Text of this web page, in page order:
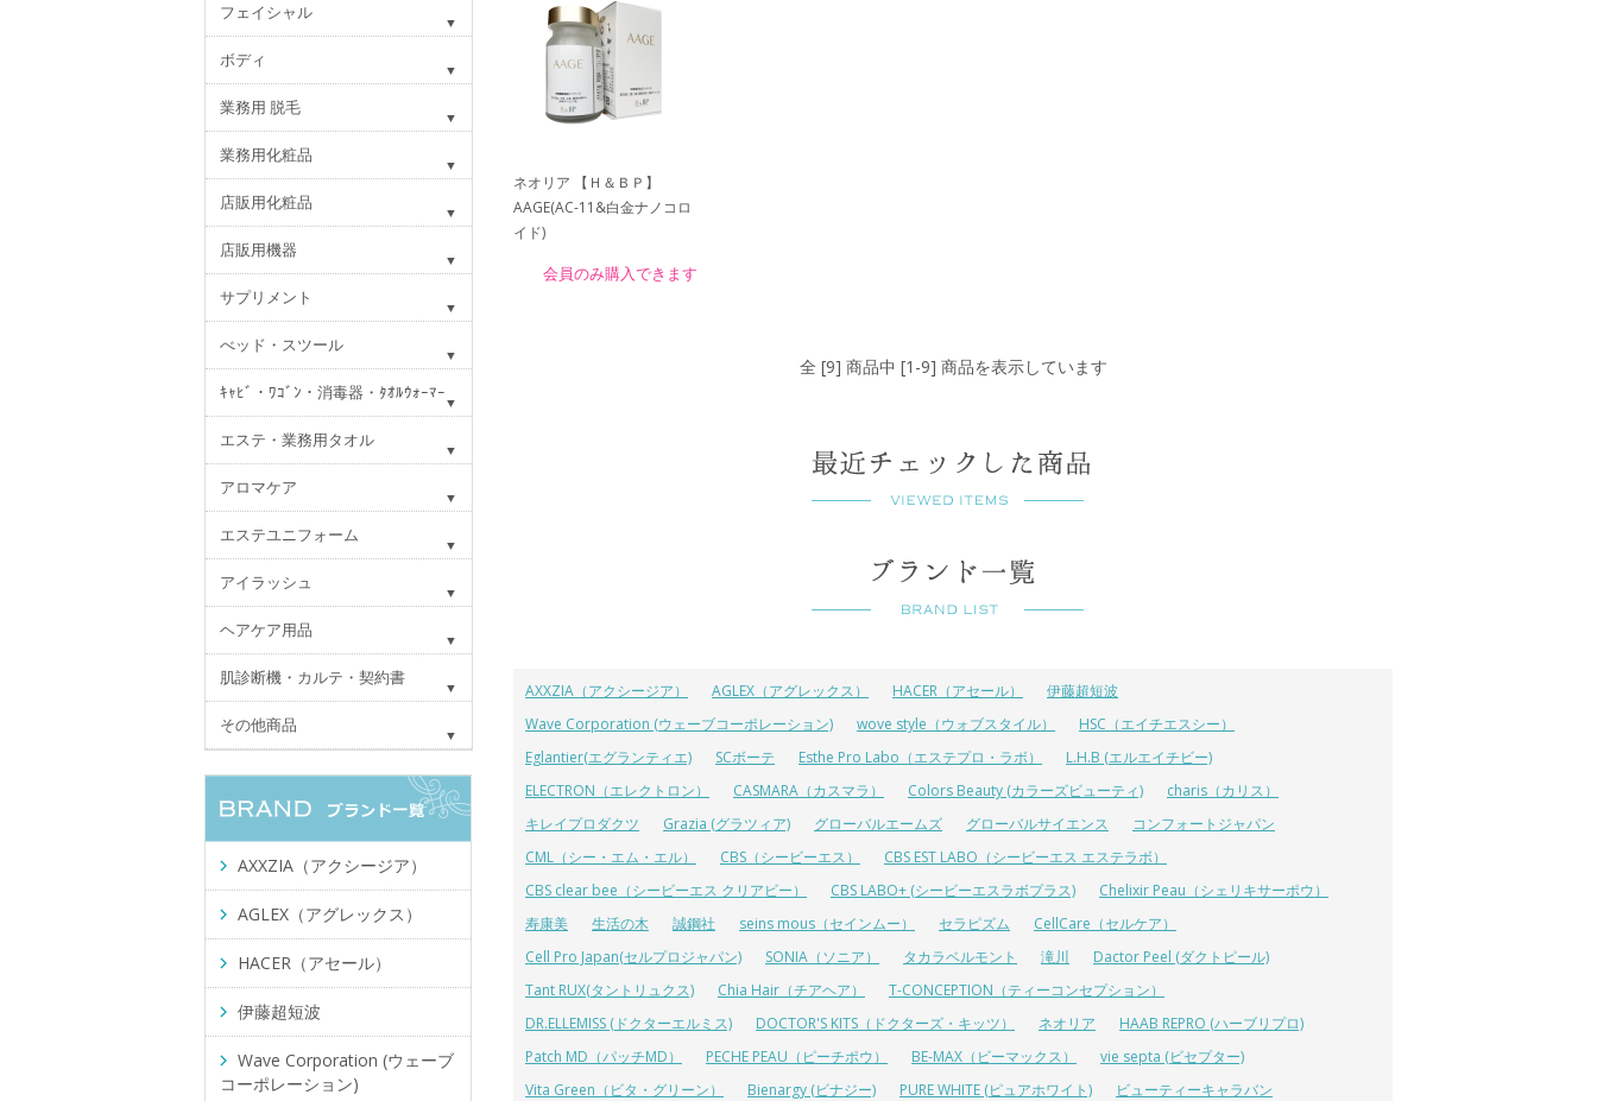
ネオリア 【Ｈ＆ＢＰ】
AAGE(AC-11&白金ナノコロ
イド)
会員のみ購入できます
全 [9] 商品中 [1-9] 商品を表示しています
AXXZIA（アクシージア） AGLEX（アグレックス） HACER（アセール）
伊藤超短波
Wave Corporation (ウェーブコーポレーション)
wove style（ウォブスタイル）
HSC（エイチエスシー）
Eglantier(エグランティエ)
SCボーテ Esthe Pro Labo（エステプロ・ラボ）
L.H.B (エルエイチビー)
ELECTRON（エレクトロン）
CASMARA（カスマラ） Colors Beauty (カラーズビューティ)
charis（カリス）
キレイプロダクツ
Grazia (グラツィア) グローバルエームズ グローバルサイエンス
コンフォートジャパン
CML（シー・エム・エル）
CBS（シービーエス）
CBS EST LABO（シービーエス エステラボ）
CBS clear bee（シービーエス クリアビー）
CBS LABO+ (シービーエスラボプラス)
Chelixir Peau（シェリキサーポウ）
寿康美
生活の木 誠鋼社 seins mous（セインムー） セラピズム
CellCare（セルケア）
Cell Pro Japan(セルプロジャパン)
SONIA（ソニア） タカラベルモント 滝川
Dactor Peel (ダクトピール)
Tant RUX(タントリュクス)
Chia Hair（チアヘア）
T-CONCEPTION（ティーコンセプション）
DR.ELLEMISS (ドクターエルミス)
DOCTOR'S KITS（ドクターズ・キッツ） ネオリア
HAAB REPRO (ハーブリプロ)
Patch MD（パッチMD）
PECHE PEAU（ピーチポウ） BE-MAX（ビーマックス）
vie septa (ビセプター)
Vita Green（ビタ・グリーン）
Bienargy (ビナジー) PURE WHITE (ピュアホワイト)
ビューティーキャラバン
フェイシャル
ボディ
業務用 脱毛
業務用化粧品
店販用化粧品
店販用機器
サプリメント
べッド・スツール
ｷｬﾋﾞ・ﾜｺﾞﾝ・消毒器・ﾀｵﾙｳｫｰﾏｰ
エステ・業務用タオル
アロマケア
エステユニフォーム
アイラッシュ
ヘアケア用品
肌診断機・カルテ・契約書
その他商品
AXXZIA（アクシージア）
AGLEX（アグレックス）
HACER（アセール）
伊藤超短波
Wave Corporation (ウェーブ
コーポレーション)